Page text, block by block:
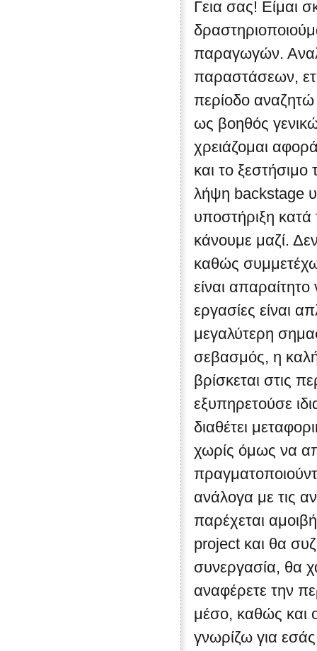
Γεια σας! Είμαι
παραγωγών.
παραστάσεων,
περίοδο
ως βοηθός
χρειάζομαι
και το
λήψη backstage
υποστήριξη
κάνουμε μαζί.
καθώς
είναι
εργασίες είναι
μεγαλύτερη
σεβασμός, η
βρίσκεται στις
εξυπηρετούσε
διαθέτει
χωρίς όμως να
ανάλογα με τις
παρέχεται
project και θα
συνεργασία, θα
αναφέρετε την
μέσο, καθώς και
γνωρίζω για